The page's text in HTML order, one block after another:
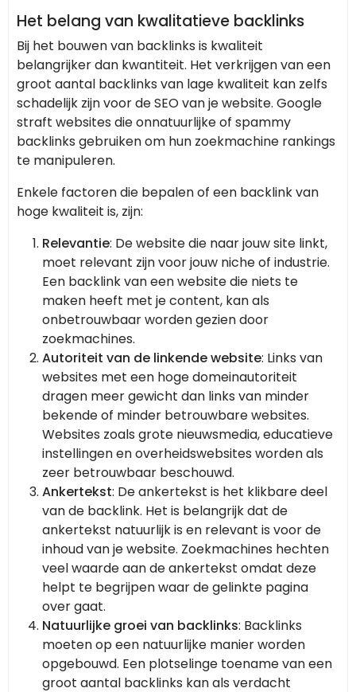
Het belang van kwalitatieve backlinks
Bij het bouwen van backlinks is kwaliteit
belangrijker dan kwantiteit. Het verkrijgen van een
groot aantal backlinks van lage kwaliteit kan zelfs
schadelijk zijn voor de SEO van je website. Google
straft websites die onnatuurlijke of spammy
backlinks gebruiken om hun zoekmachine rankings
te manipuleren.
Enkele factoren die bepalen of een backlink van
hoge kwaliteit is, zijn:
Relevantie: De website die naar jouw site linkt,
moet relevant zijn voor jouw niche of industrie.
Een backlink van een website die niets te
maken heeft met je content, kan als
onbetrouwbaar worden gezien door
zoekmachines.
Autoriteit van de linkende website: Links van
websites met een hoge domeinautoriteit
dragen meer gewicht dan links van minder
bekende of minder betrouwbare websites.
Websites zoals grote nieuwsmedia, educatieve
instellingen en overheidswebsites worden als
zeer betrouwbaar beschouwd.
Ankertekst: De ankertekst is het klikbare deel
van de backlink. Het is belangrijk dat de
ankertekst natuurlijk is en relevant is voor de
inhoud van je website. Zoekmachines hechten
veel waarde aan de ankertekst omdat deze
helpt te begrijpen waar de gelinkte pagina
over gaat.
Natuurlijke groei van backlinks: Backlinks
moeten op een natuurlijke manier worden
opgebouwd. Een plotselinge toename van een
groot aantal backlinks kan als verdacht